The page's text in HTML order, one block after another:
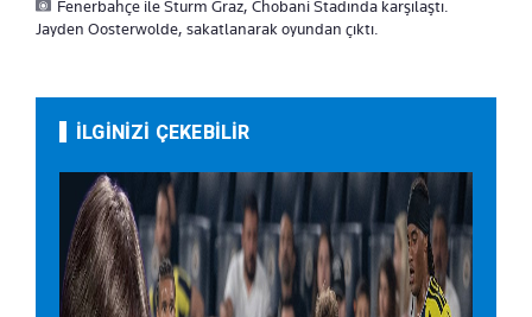
Fenerbahçe ile Sturm Graz, Chobani Stadında karşılaştı.
Jayden Oosterwolde, sakatlanarak oyundan çıktı.
İLGİNİZİ ÇEKEBİLİR